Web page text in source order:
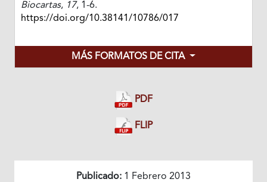
Biocartas, 17, 1-6.
https://doi.org/10.38141/10786/017
MÁS FORMATOS DE CITA
PDF
FLIP
Publicado: 1 Febrero 2013